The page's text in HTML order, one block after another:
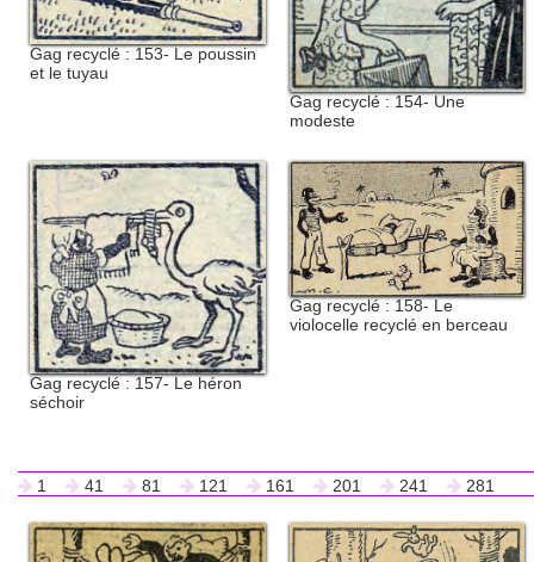
Gag recyclé : 153- Le poussin
et le tuyau
Gag recyclé : 154- Une
modeste
Gag recyclé : 157- Le héron
séchoir
Gag recyclé : 158- Le
violocelle recyclé en berceau
1 41 81 121 161 201 241 281